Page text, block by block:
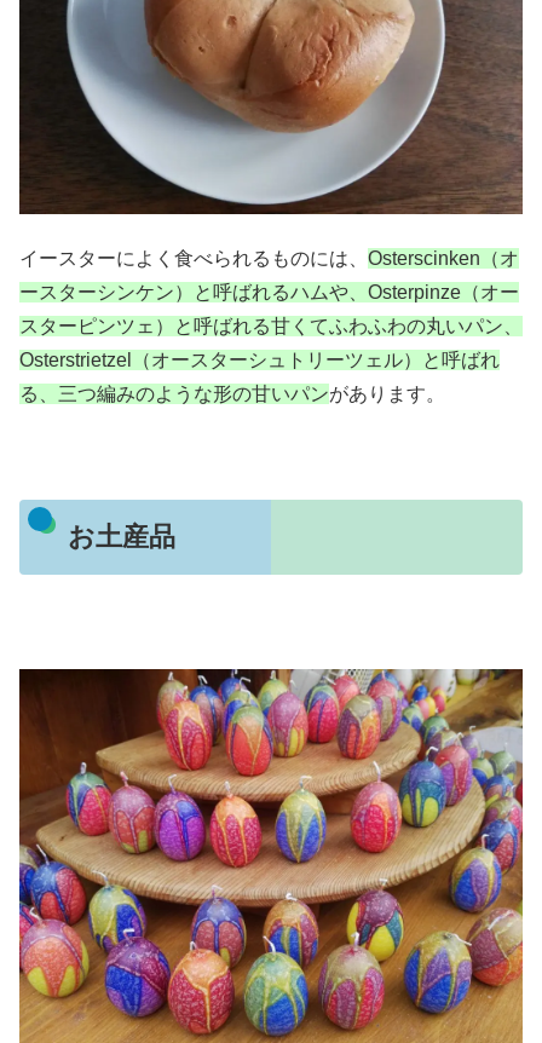
イースターによく食べられるものには、 Osterscinken（オ
ースターシンケン）と呼ばれるハムや、Osterpinze（オー
スターピンツェ）と呼ばれる甘くてふわふわの丸いパン、
Osterstrietzel（オースターシュトリーツェル）と呼ばれ
る、三つ編みのような形の甘いパンがあります。
お土産品